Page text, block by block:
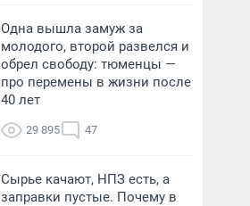
Одна вышла замуж за
молодого, второй развелся и
обрел свободу: тюменцы —
про перемены в жизни после
40 лет
29 895 47
Сырье качают, НПЗ есть, а
заправки пустые. Почему в